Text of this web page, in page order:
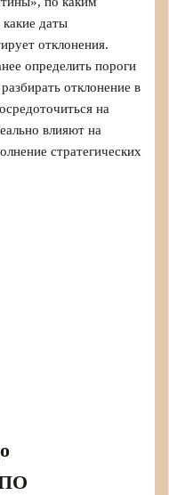
даты
отклонения.
определить пороги
отклонение в
на
влияют на
стратегических
ПО